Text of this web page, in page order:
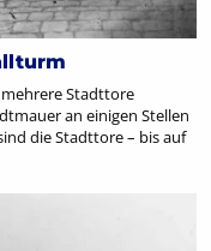
Stadttore
an einigen Stellen
die Stadttore – bis auf